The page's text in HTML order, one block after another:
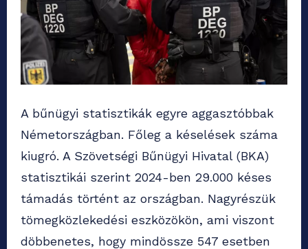
A bűnügyi statisztikák egyre aggasztóbbak
Németországban. Főleg a késelések száma
kiugró. A Szövetségi Bűnügyi Hivatal (BKA)
statisztikái szerint 2024-ben 29.000 késes
támadás történt az országban. Nagyrészük
tömegközlekedési eszközökön, ami viszont
döbbenetes, hogy mindössze 547 esetben